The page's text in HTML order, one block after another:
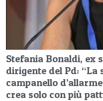
Stefania Bonaldi, ex
dirigente del Pd:
campanello
crea solo con più